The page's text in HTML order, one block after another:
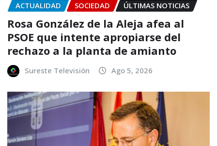
ACTUALIDAD SOCIEDAD ÚLTIMAS NOTICIAS
Rosa González de la Aleja afea al
PSOE que intente apropiarse del
rechazo a la planta de amianto
Sureste Televisión Ago 5, 2026